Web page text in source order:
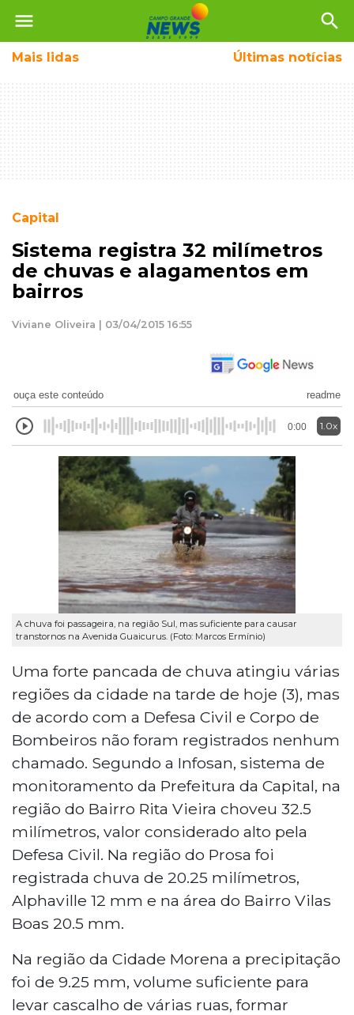
menu search
Mais lidas Últimas notícias
Capital
Sistema registra 32 milímetros
de chuvas e alagamentos em
bairros
Viviane Oliveira | 03/04/2015 16:55
ouça este conteúdo readme
0:00 1.0x
A chuva foi passageira, na região Sul, mas suficiente para causar
transtornos na Avenida Guaicurus. (Foto: Marcos Ermínio)
Uma forte pancada de chuva atingiu várias
regiões da cidade na tarde de hoje (3), mas
de acordo com a Defesa Civil e Corpo de
Bombeiros não foram registrados nenhum
chamado. Segundo a Infosan, sistema de
monitoramento da Prefeitura da Capital, na
região do Bairro Rita Vieira choveu 32.5
milímetros, valor considerado alto pela
Defesa Civil. Na região do Prosa foi
registrada chuva de 20.25 milímetros,
Alphaville 12 mm e na área do Bairro Vilas
Boas 20.5 mm.
Na região da Cidade Morena a precipitação
foi de 9.25 mm, volume suficiente para
levar cascalho de várias ruas, formar